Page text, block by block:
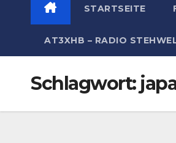
STARTSEITE
AT3XHB – RADIO
Schlagwort: